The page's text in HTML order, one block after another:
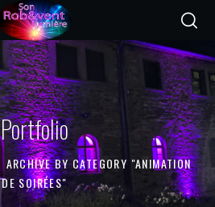
Portfolio
ARCHIVE BY CATEGORY "ANIMATION
DE SOIRÉES"